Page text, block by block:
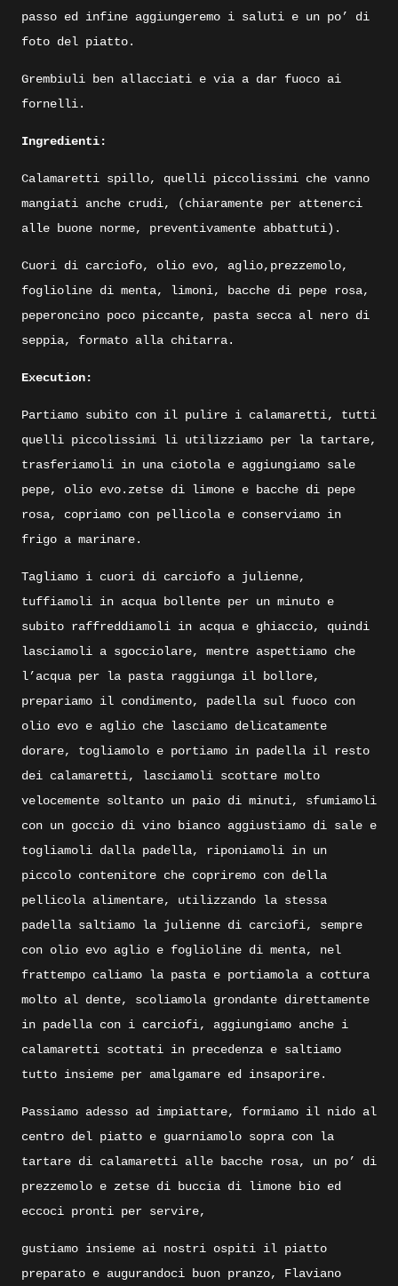
passo ed infine aggiungeremo i saluti e un po’ di
foto del piatto.
Grembiuli ben allacciati e via a dar fuoco ai
fornelli.
Ingredienti:
Calamaretti spillo, quelli piccolissimi che vanno
mangiati anche crudi, (chiaramente per attenerci
alle buone norme, preventivamente abbattuti).
Cuori di carciofo, olio evo, aglio,prezzemolo,
foglioline di menta, limoni, bacche di pepe rosa,
peperoncino poco piccante, pasta secca al nero di
seppia, formato alla chitarra.
Execution:
Partiamo subito con il pulire i calamaretti, tutti
quelli piccolissimi li utilizziamo per la tartare,
trasferiamoli in una ciotola e aggiungiamo sale
pepe, olio evo.zetse di limone e bacche di pepe
rosa, copriamo con pellicola e conserviamo in
frigo a marinare.
Tagliamo i cuori di carciofo a julienne,
tuffiamoli in acqua bollente per un minuto e
subito raffreddiamoli in acqua e ghiaccio, quindi
lasciamoli a sgocciolare, mentre aspettiamo che
l’acqua per la pasta raggiunga il bollore,
prepariamo il condimento, padella sul fuoco con
olio evo e aglio che lasciamo delicatamente
dorare, togliamolo e portiamo in padella il resto
dei calamaretti, lasciamoli scottare molto
velocemente soltanto un paio di minuti, sfumiamoli
con un goccio di vino bianco aggiustiamo di sale e
togliamoli dalla padella, riponiamoli in un
piccolo contenitore che copriremo con della
pellicola alimentare, utilizzando la stessa
padella saltiamo la julienne di carciofi, sempre
con olio evo aglio e foglioline di menta, nel
frattempo caliamo la pasta e portiamola a cottura
molto al dente, scoliamola grondante direttamente
in padella con i carciofi, aggiungiamo anche i
calamaretti scottati in precedenza e saltiamo
tutto insieme per amalgamare ed insaporire.
Passiamo adesso ad impiattare, formiamo il nido al
centro del piatto e guarniamolo sopra con la
tartare di calamaretti alle bacche rosa, un po’ di
prezzemolo e zetse di buccia di limone bio ed
eccoci pronti per servire,
gustiamo insieme ai nostri ospiti il piatto
preparato e augurandoci buon pranzo, Flaviano